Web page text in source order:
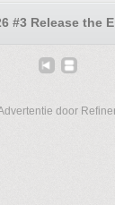
#3 Release the
door